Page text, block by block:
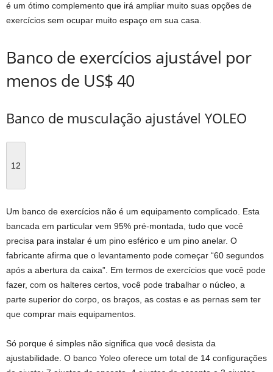
é um ótimo complemento que irá ampliar muito suas opções de
exercícios sem ocupar muito espaço em sua casa.
Banco de exercícios ajustável por
menos de US$ 40
Banco de musculação ajustável YOLEO
12
Um banco de exercícios não é um equipamento complicado. Esta
bancada em particular vem 95% pré-montada, tudo que você
precisa para instalar é um pino esférico e um pino anelar. O
fabricante afirma que o levantamento pode começar “60 segundos
após a abertura da caixa”. Em termos de exercícios que você pode
fazer, com os halteres certos, você pode trabalhar o núcleo, a
parte superior do corpo, os braços, as costas e as pernas sem ter
que comprar mais equipamentos.
Só porque é simples não significa que você desista da
ajustabilidade. O banco Yoleo oferece um total de 14 configurações